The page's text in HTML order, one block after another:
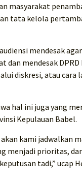
masyarakat
tata kelola
mendesak
dan mendesak
diskresi, atau cara
hal ini juga yang
Kepulauan Babel.
kami jadwalkan
menjadi prioritas,
tadi,” ucap